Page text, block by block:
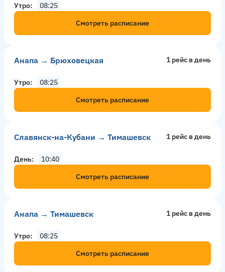
Утро
08:25
Смотреть расписание
Анапа → Брюховецкая 1 рейс в день
Утро
08:25
Смотреть расписание
Славянск-на-Кубани → Тимашевск 1 рейс в день
День
10:40
Смотреть расписание
Анапа → Тимашевск 1 рейс в день
Утро
08:25
Смотреть расписание